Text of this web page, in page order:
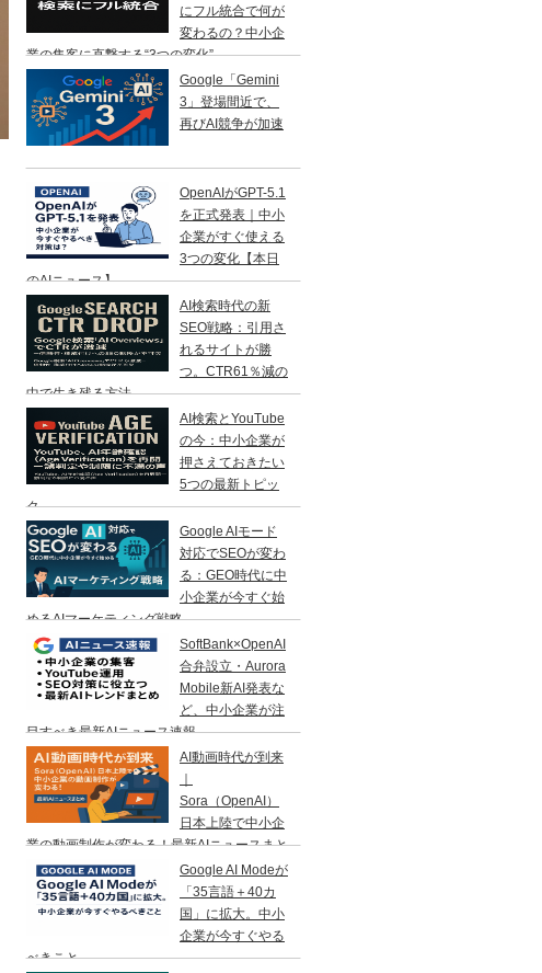
にフル統合で何が
変わるの？中小企
業の集客に直撃する“3つの変化”
Google「Gemini
3」登場間近で、
再びAI競争が加速
OpenAIがGPT-5.1
を正式発表｜中小
企業がすぐ使える
3つの変化【本日
のAIニュース】
AI検索時代の新
SEO戦略：引用さ
れるサイトが勝
つ。CTR61％減の
中で生き残る方法
AI検索とYouTube
の今：中小企業が
押さえておきたい
5つの最新トピッ
ク
Google AIモード
対応でSEOが変わ
る：GEO時代に中
小企業が今すぐ始
めるAIマーケティング戦略
SoftBank×OpenAI
合弁設立・Aurora
Mobile新AI発表な
ど、中小企業が注
目すべき最新AIニュース速報
AI動画時代が到来
Sora（OpenAI）
日本上陸で中小企
業の動画制作が変わる！最新AIニュースまと
め
Google AI Modeが
「35言語＋40カ
国」に拡大。中小
企業が今すぐやる
べきこと